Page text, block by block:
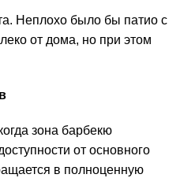
Неплохо было бы патио с
от дома, но при этом
зона барбекю
от основного
в полноценную